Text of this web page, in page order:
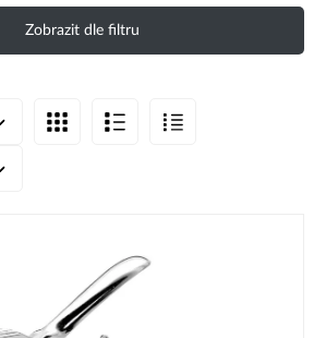
Zobrazit dle filtru